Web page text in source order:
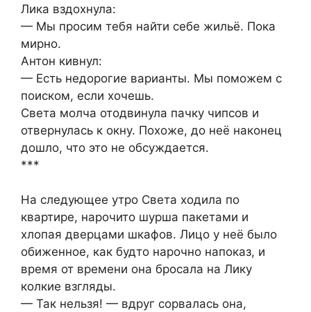
Лика вздохнула:
— Мы просим тебя найти себе жильё. Пока
мирно.
Антон кивнул:
— Есть недорогие варианты. Мы поможем с
поиском, если хочешь.
Света молча отодвинула пачку чипсов и
отвернулась к окну. Похоже, до неё наконец
дошло, что это не обсуждается.
***
На следующее утро Света ходила по
квартире, нарочито шурша пакетами и
хлопая дверцами шкафов. Лицо у неё было
обиженное, как будто нарочно напоказ, и
время от времени она бросала на Лику
колкие взгляды.
— Так нельзя! — вдруг сорвалась она,